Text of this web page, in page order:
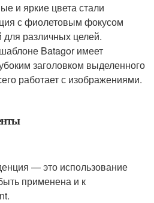
и яркие цвета стали
с фиолетовым фокусом
различных целей.
Batagor имеет
заголовком выделенного
работает с изображениями.
— это использование
применена и к